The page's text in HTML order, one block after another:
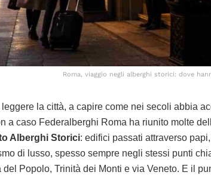
Roma, viaggio negli alberghi storici: dove
la città, a capire come nei secoli abbia
a caso Federalberghi Roma ha riunito molte
Alberghi Storici: edifici passati attraverso
di lusso, spesso sempre negli stessi punti
del Popolo, Trinità dei Monti e via Veneto. E il